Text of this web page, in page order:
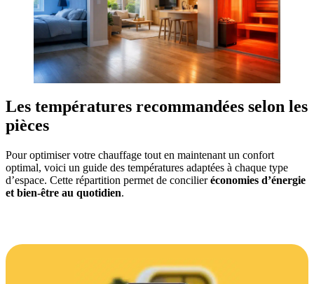
Les températures recommandées selon les
pièces
Pour optimiser votre chauffage tout en maintenant un confort
optimal, voici un guide des températures adaptées à chaque type
d’espace. Cette répartition permet de concilieréconomies d’énergie
et bien-être au quotidien.